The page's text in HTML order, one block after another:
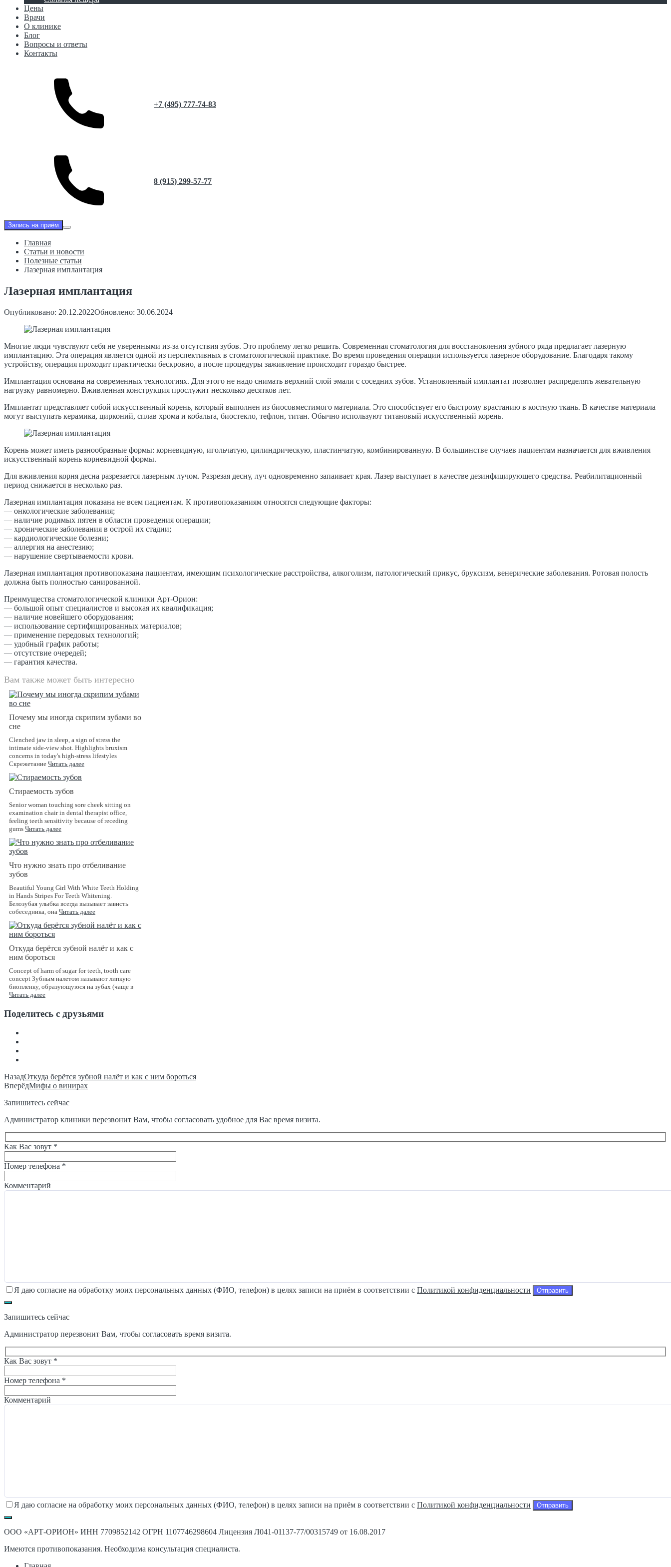
Цены
Врачи
О клинике
Блог
Вопросы и ответы
Контакты
+7 (495) 777-74-83
8 (915) 299-57-77
Запись на приём
Главная
Статьи и новости
Полезные статьи
Лазерная имплантация
Лазерная имплантация
Опубликовано: 20.12.2022Обновлено: 30.06.2024
Многие люди чувствуют себя не уверенными из-за отсутствия зубов. Это проблему легко решить. Современная стоматология для восстановления зубного ряда предлагает лазерную
имплантацию. Эта операция является одной из перспективных в стоматологической практике. Во время проведения операции используется лазерное оборудование. Благодаря такому
устройству, операция проходит практически бескровно, а после процедуры заживление происходит гораздо быстрее.
Имплантация основана на современных технологиях. Для этого не надо снимать верхний слой эмали с соседних зубов. Установленный имплантат позволяет распределять жевательную
нагрузку равномерно. Вживленная конструкция прослужит несколько десятков лет.
Имплантат представляет собой искусственный корень, который выполнен из биосовместимого материала. Это способствует его быстрому врастанию в костную ткань. В качестве материала
могут выступать керамика, цирконий, сплав хрома и кобальта, биостекло, тефлон, титан. Обычно используют титановый искусственный корень.
Корень может иметь разнообразные формы: корневидную, игольчатую, цилиндрическую, пластинчатую, комбинированную. В большинстве случаев пациентам назначается для вживления
искусственный корень корневидной формы.
Для вживления корня десна разрезается лазерным лучом. Разрезая десну, луч одновременно запаивает края. Лазер выступает в качестве дезинфицирующего средства. Реабилитационный
период снижается в несколько раз.
Лазерная имплантация показана не всем пациентам. К противопоказаниям относятся следующие факторы:
— онкологические заболевания;
— наличие родимых пятен в области проведения операции;
— хронические заболевания в острой их стадии;
— кардиологические болезни;
— аллергия на анестезию;
— нарушение свертываемости крови.
Лазерная имплантация противопоказана пациентам, имеющим психологические расстройства, алкоголизм, патологический прикус, бруксизм, венерические заболевания. Ротовая полость
должна быть полностью санированной.
Преимущества стоматологической клиники Арт-Орион:
— большой опыт специалистов и высокая их квалификация;
— наличие новейшего оборудования;
— использование сертифицированных материалов;
— применение передовых технологий;
— удобный график работы;
— отсутствие очередей;
— гарантия качества.
Вам также может быть интересно
Почему мы иногда скрипим зубами во
сне
Clenched jaw in sleep, a sign of stress the
intimate side-view shot. Highlights bruxism
concerns in today's high-stress lifestyles
Скрежетание Читать далее
Стираемость зубов
Senior woman touching sore cheek sitting on
examination chair in dental therapist office,
feeling teeth sensitivity because of receding
gums Читать далее
Что нужно знать про отбеливание
зубов
Beautiful Young Girl With White Teeth Holding
in Hands Stripes For Teeth Whitening.
Белозубая улыбка всегда вызывает зависть
собеседника, она Читать далее
Откуда берётся зубной налёт и как с
ним бороться
Concept of harm of sugar for teeth, tooth care
concept Зубным налетом называют липкую
биопленку, образующуюся на зубах (чаще в
Читать далее
Поделитесь с друзьями
НазадОткуда берётся зубной налёт и как с ним бороться
ВперёдМифы о винирах
Запишитесь сейчас
Администратор клиники перезвонит Вам, чтобы согласовать удобное для Вас время визита.
Как Вас зовут *
Номер телефона *
Комментарий
Я даю согласие на обработку моих персональных данных (ФИО, телефон) в целях записи на приём в соответствии с Политикой конфиденциальности
Запишитесь сейчас
Администратор перезвонит Вам, чтобы согласовать время визита.
Как Вас зовут *
Номер телефона *
Комментарий
Я даю согласие на обработку моих персональных данных (ФИО, телефон) в целях записи на приём в соответствии с Политикой конфиденциальности
ООО «АРТ-ОРИОН» ИНН 7709852142 ОГРН 1107746298604 Лицензия Л041-01137-77/00315749 от 16.08.2017
Имеются противопоказания. Необходима консультация специалиста.